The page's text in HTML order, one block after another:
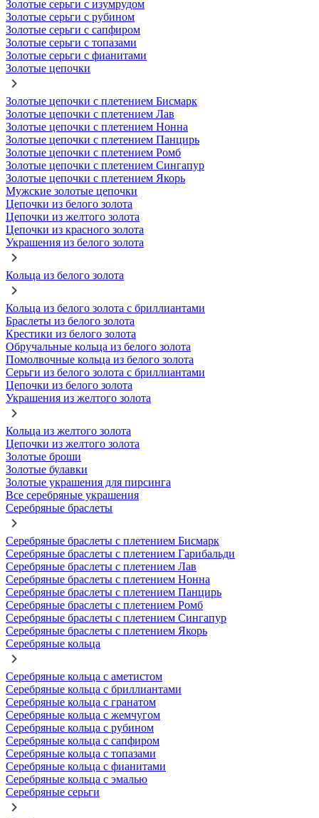
Золотые серьги с изумрудом
Золотые серьги с рубином
Золотые серьги с сапфиром
Золотые серьги с топазами
Золотые серьги с фианитами
Золотые цепочки
Золотые цепочки с плетением Бисмарк
Золотые цепочки с плетением Лав
Золотые цепочки с плетением Нонна
Золотые цепочки с плетением Панцирь
Золотые цепочки с плетением Ромб
Золотые цепочки с плетением Сингапур
Золотые цепочки с плетением Якорь
Мужские золотые цепочки
Цепочки из белого золота
Цепочки из желтого золота
Цепочки из красного золота
Украшения из белого золота
Кольца из белого золота
Кольца из белого золота с бриллиантами
Браслеты из белого золота
Крестики из белого золота
Обручальные кольца из белого золота
Помолвочные кольца из белого золота
Серьги из белого золота с бриллиантами
Цепочки из белого золота
Украшения из желтого золота
Кольца из желтого золота
Цепочки из желтого золота
Золотые броши
Золотые булавки
Золотые украшения для пирсинга
Все серебряные украшения
Серебряные браслеты
Серебряные браслеты с плетением Бисмарк
Серебряные браслеты с плетением Гарибальди
Серебряные браслеты с плетением Лав
Серебряные браслеты с плетением Нонна
Серебряные браслеты с плетением Панцирь
Серебряные браслеты с плетением Ромб
Серебряные браслеты с плетением Сингапур
Серебряные браслеты с плетением Якорь
Серебряные кольца
Серебряные кольца с аметистом
Серебряные кольца с бриллиантами
Серебряные кольца с гранатом
Серебряные кольца с жемчугом
Серебряные кольца с рубином
Серебряные кольца с сапфиром
Серебряные кольца с топазами
Серебряные кольца с фианитами
Серебряные кольца с эмалью
Серебряные серьги